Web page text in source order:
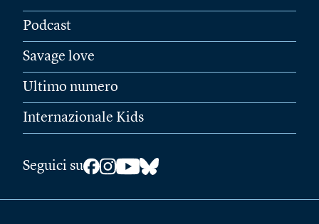
Podcast
Savage love
Ultimo numero
Internazionale Kids
Seguici su